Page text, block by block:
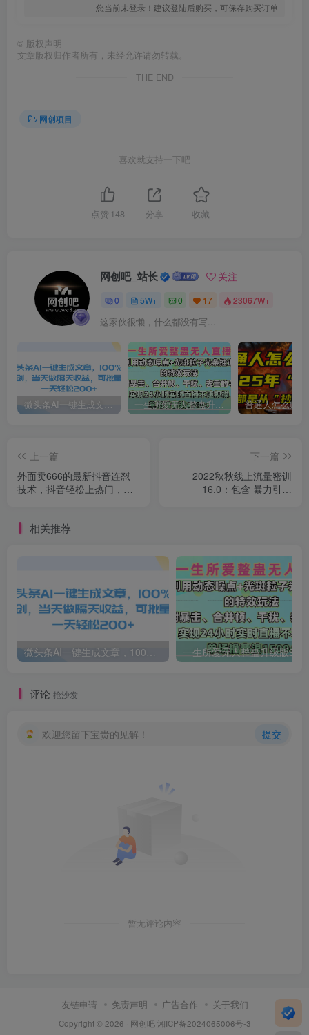
您当前未登录！建议登陆后购买，可保存购买订单
© 版权声明
文章版权归作者所有，未经允许请勿转载。
THE END
网创项目
喜欢就支持一下吧
点赞 148 分享 收藏
网创吧_站长 关注
0 5W+ 0 17 23067W+
这家伙很懒，什么都没有写...
微头条AI一键生成文章，100%过原创，当天做隔天收益，可批量，一天轻松200+ 一生所爱无人整蛊升级版9.0，利用动态噪点+光斑粒子光条推进的特效玩法，内附暴击、合并帧、干扰、去重的手法，实现24小时实时直播不违规操，单场日入1500+，小白也能无脑驾驭
上一篇
外面卖666的最新抖音连怼
技术，抖音轻松上热门，别
下一篇
2022秋秋线上流量密训
16.0：包含 暴力引流
相关推荐
评论 抢沙发
欢迎您留下宝贵的见解！ 提交
暂无评论内容
友链申请 免责声明 广告合作 关于我们
Copyright © 2026 · 网创吧 湘ICP备2024065006号-3